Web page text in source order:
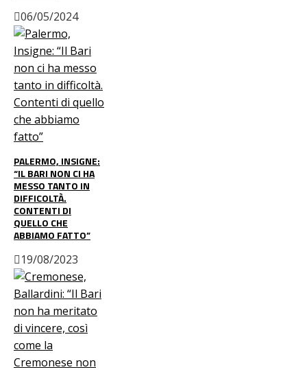
06/05/2024
PALERMO, INSIGNE:
“IL BARI NON CI HA
MESSO TANTO IN
DIFFICOLTÀ.
CONTENTI DI
QUELLO CHE
ABBIAMO FATTO”
19/08/2023